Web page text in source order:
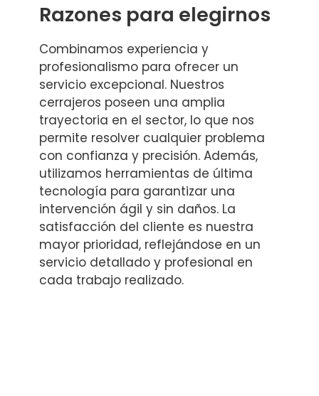
Razones para elegirnos
Combinamos experiencia y
profesionalismo para ofrecer un
servicio excepcional. Nuestros
cerrajeros poseen una amplia
trayectoria en el sector, lo que nos
permite resolver cualquier problema
con confianza y precisión. Además,
utilizamos herramientas de última
tecnología para garantizar una
intervención ágil y sin daños. La
satisfacción del cliente es nuestra
mayor prioridad, reflejándose en un
servicio detallado y profesional en
cada trabajo realizado.